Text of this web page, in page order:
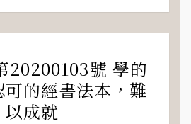
20200103號 學的
的經書法本，難
以成就